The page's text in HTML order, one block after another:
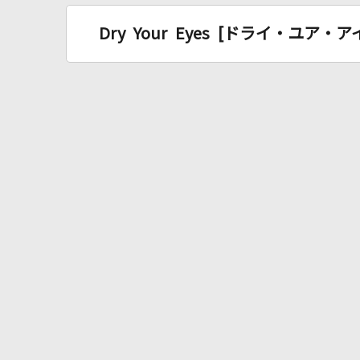
Dry Your Eyes [ドライ・ユア・ア